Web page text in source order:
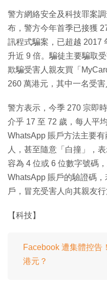
警方網絡安全及科技罪案
布，警方今年首季已接獲
訊程式騙案，已超越 2017
升近 9 倍。騙徒主要騙取
欺騙受害人親友買「
260 萬港元，其中一名受害
警方表示，今季 270 宗即
介乎 17 至 72 歲，每人平
WhatsApp 賬戶方法主要
人，甚至隨意「白撞」，
容為 4 位或 6 位數字號碼
WhatsApp 賬戶的驗證碼
戶，冒充受害人向其親友行
【科技】
Facebook 遭集體控告
港元？